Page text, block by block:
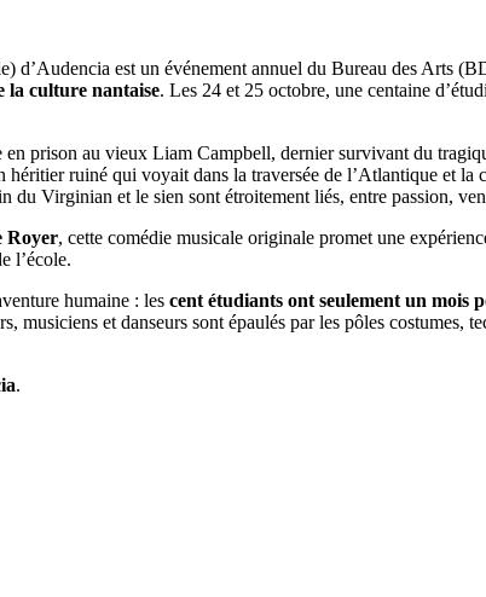
d’Audencia est un événement annuel du Bureau des Arts
la culture nantaise. Les 24 et 25 octobre, une centaine
prison au vieux Liam Campbell, dernier survivant du
ruiné qui voyait dans la traversée de l’Atlantique et
Virginian et le sien sont étroitement liés, entre passion,
Royer, cette comédie musicale originale promet une
l’école.
humaine : les cent étudiants ont seulement un mois
musiciens et danseurs sont épaulés par les pôles costumes,
.